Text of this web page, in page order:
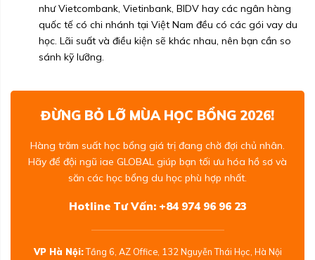
như Vietcombank, Vietinbank, BIDV hay các ngân hàng
quốc tế có chi nhánh tại Việt Nam đều có các gói vay du
học. Lãi suất và điều kiện sẽ khác nhau, nên bạn cần so
sánh kỹ lưỡng.
ĐỪNG BỎ LỠ MÙA HỌC BỔNG 2026!
Hàng trăm suất học bổng giá trị đang chờ đợi chủ nhân.
Hãy để đội ngũ iae GLOBAL giúp bạn tối ưu hóa hồ sơ và
săn các học bổng du học phù hợp nhất.
Hotline Tư Vấn: +84 974 96 96 23
VP Hà Nội:Tầng 6, AZ Office, 132 Nguyễn Thái Học, Hà Nội